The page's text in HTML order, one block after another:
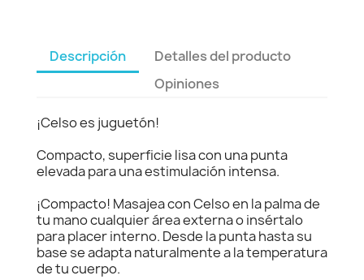
Descripción
Detalles del producto
Opiniones
¡Celso es juguetón!
Compacto, superficie lisa con una punta
elevada para una estimulación intensa.
¡Compacto! Masajea con Celso en la palma de
tu mano cualquier área externa o insértalo
para placer interno. Desde la punta hasta su
base se adapta naturalmente a la temperatura
de tu cuerpo.